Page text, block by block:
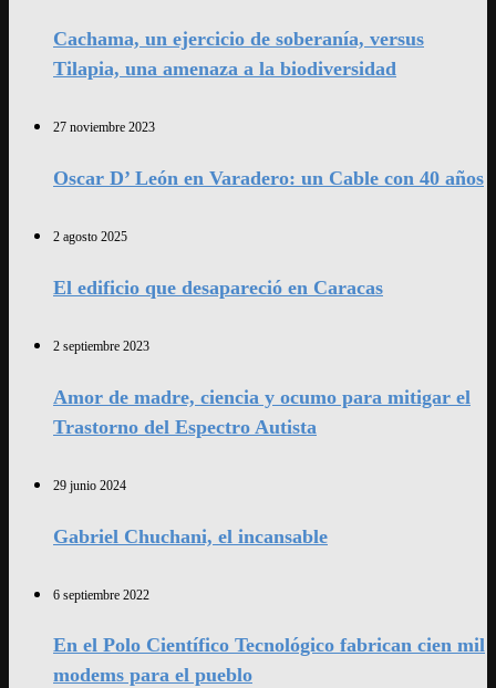
Cachama, un ejercicio de soberanía, versus
Tilapia, una amenaza a la biodiversidad
27 noviembre 2023
Oscar D’ León en Varadero: un Cable con 40 años
2 agosto 2025
El edificio que desapareció en Caracas
2 septiembre 2023
Amor de madre, ciencia y ocumo para mitigar el
Trastorno del Espectro Autista
29 junio 2024
Gabriel Chuchani, el incansable
6 septiembre 2022
En el Polo Científico Tecnológico fabrican cien mil
modems para el pueblo